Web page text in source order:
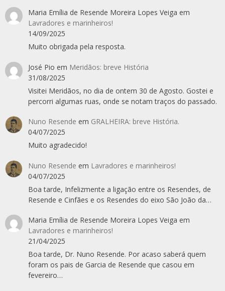
Maria Emília de Resende Moreira Lopes Veiga em
Lavradores e marinheiros!
14/09/2025
Muito obrigada pela resposta.
José Pio em Meridãos: breve História
31/08/2025
Visitei Meridãos, no dia de ontem 30 de Agosto. Gostei e
percorri algumas ruas, onde se notam traços do passado.
Nuno Resende em GRALHEIRA: breve História.
04/07/2025
Muito agradecido!
Nuno Resende em Lavradores e marinheiros!
04/07/2025
Boa tarde, Infelizmente a ligação entre os Resendes, de
Resende e Cinfães e os Resendes do eixo São João da…
Maria Emília de Resende Moreira Lopes Veiga em
Lavradores e marinheiros!
21/04/2025
Boa tarde, Dr. Nuno Resende. Por acaso saberá quem
foram os pais de Garcia de Resende que casou em
fevereiro…